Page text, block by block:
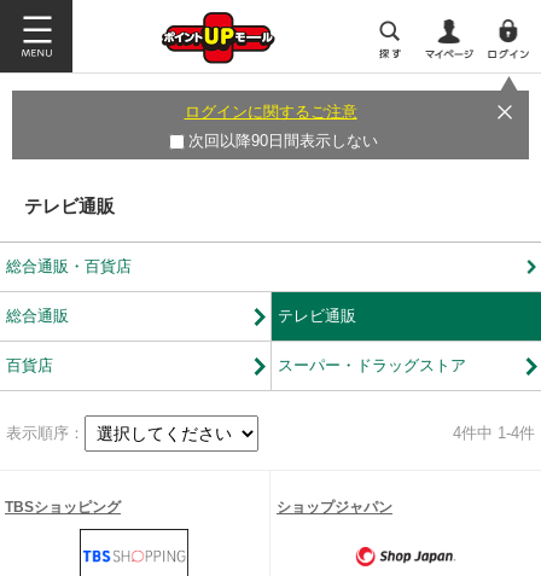
ログインに関するご注意
次回以降90日間表示しない
テレビ通販
総合通販・百貨店
総合通販 テレビ通販
百貨店 スーパー・ドラッグストア
表示順序： 4件中 1-4件
TBSショッピング ショップジャパン